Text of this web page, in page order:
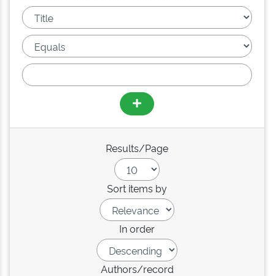
Results/Page
Sort items by
In order
Authors/record